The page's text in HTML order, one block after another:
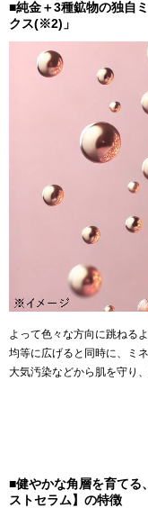
■純金＋3種鉱物の独自
クス(※2)」
よって色々な方向に跳ねる
均等に広げると同時に、ミ
大気汚染などから肌を守り
■健やかな角層を育てる
ストセラム】の特徴